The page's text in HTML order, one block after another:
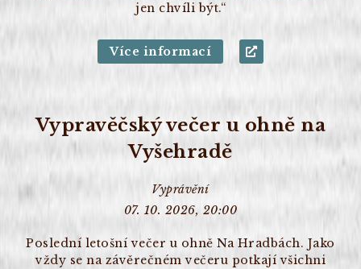
jen chvíli být.“
Více informací
Vypravěčský večer u ohně na
Vyšehradě
Vyprávění
07. 10. 2026, 20:00
Poslední letošní večer u ohně Na Hradbách. Jako
vždy se na závěrečném večeru potkají všichni